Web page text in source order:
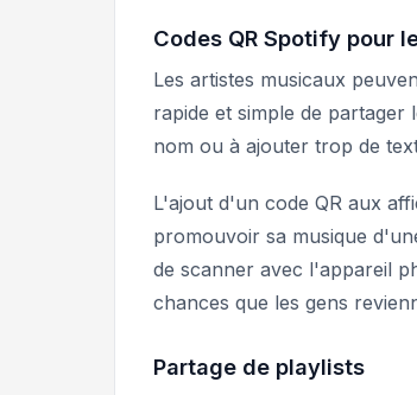
Codes QR Spotify pour
Les artistes musicaux
rapide et simple de
nom ou à ajouter trop de
L'ajout d'un code QR aux
promouvoir sa musique
de scanner avec l'appareil
chances que les gens
Partage de playlists